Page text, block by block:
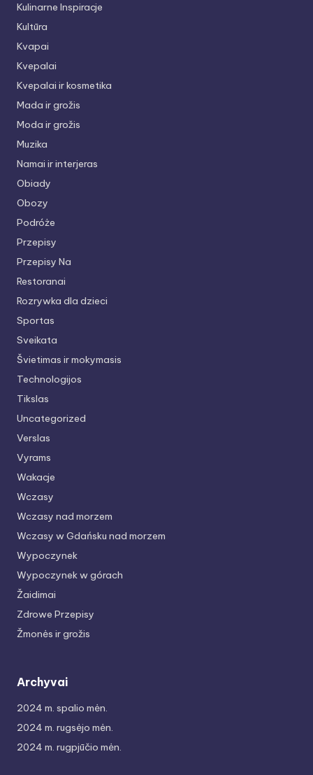
Kulinarne Inspiracje
Kultūra
Kvapai
Kvepalai
Kvepalai ir kosmetika
Mada ir grožis
Moda ir grožis
Muzika
Namai ir interjeras
Obiady
Obozy
Podróże
Przepisy
Przepisy Na
Restoranai
Rozrywka dla dzieci
Sportas
Sveikata
Švietimas ir mokymasis
Technologijos
Tikslas
Uncategorized
Verslas
Vyrams
Wakacje
Wczasy
Wczasy nad morzem
Wczasy w Gdańsku nad morzem
Wypoczynek
Wypoczynek w górach
Žaidimai
Zdrowe Przepisy
Žmonės ir grožis
Archyvai
2024 m. spalio mėn.
2024 m. rugsėjo mėn.
2024 m. rugpjūčio mėn.